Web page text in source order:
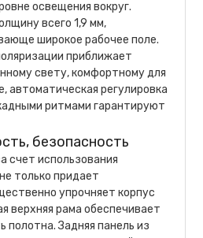
освещения вокруг.
всего 1,9 мм,
широкое рабочее поле.
приближает
свету, комфортному для
автоматическая регулировка
ритмами гарантируют
безопасность
счет использования
только придает
упрочняет корпус
верхняя рама обеспечивает
полотна. Задняя панель из